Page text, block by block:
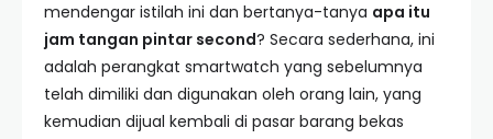
mendengar istilah ini dan bertanya-tanya apa itu
jam tangan pintar second? Secara sederhana, ini
adalah perangkat smartwatch yang sebelumnya
telah dimiliki dan digunakan oleh orang lain, yang
kemudian dijual kembali di pasar barang bekas